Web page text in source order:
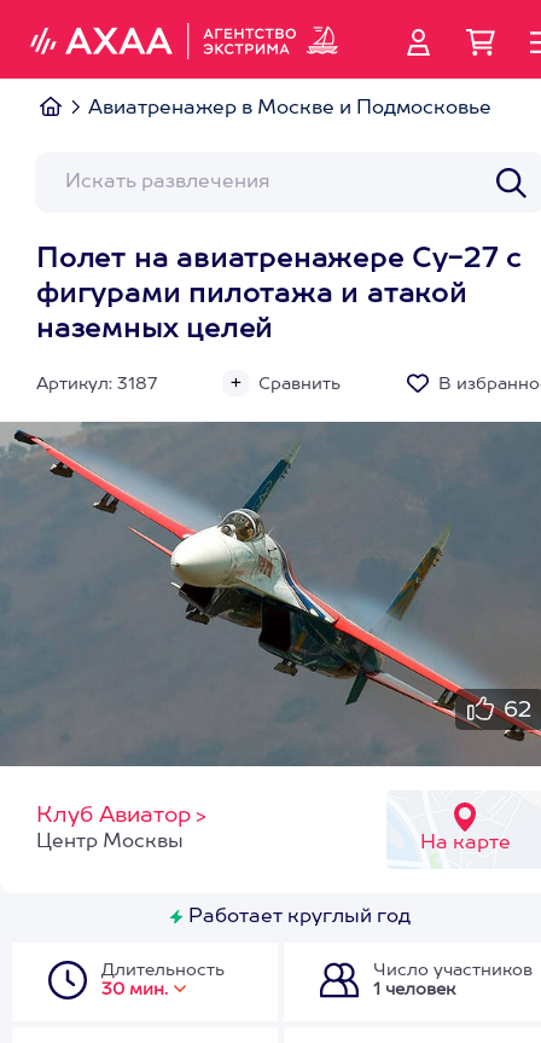
Авиатренажер в Москве и Подмосковье
Полет на авиатренажере Су-27 с
фигурами пилотажа и атакой
наземных целей
Артикул: 3187 Сравнить В
62
Клуб Авиатор >
На карте
Центр Москвы
Работает круглый год
Длительность
30 мин.
Число участников
1 человек